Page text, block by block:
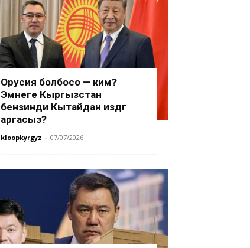
Орусия болбосо — ким?
Эмнеге Кыргызстан
бензинди Кытайдан издөөгө
аргасыз?
kloopkyrgyz - 07/07/2026